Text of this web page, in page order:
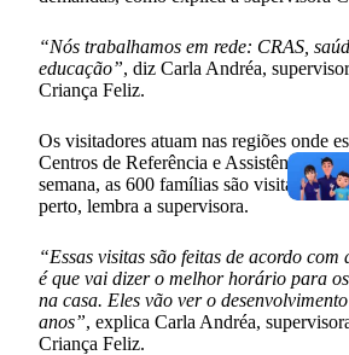
“Nós trabalhamos em rede: CRAS,
educação”, diz Carla Andréa,
Criança Feliz.
Os visitadores atuam nas regiões onde
Centros de Referência e Assistência
semana, as 600 famílias são visitadas e
perto, lembra a supervisora.
“Essas visitas são feitas de acordo
é que vai dizer o melhor horário para
na casa. Eles vão ver o
anos”, explica Carla Andréa,
Criança Feliz.